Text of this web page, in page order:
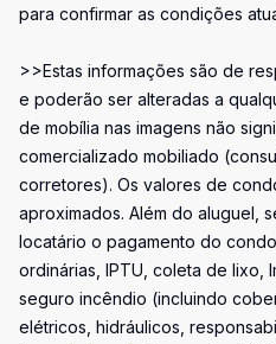
para confirmar as condições
>>Estas informações são de
e poderão ser alteradas a
de mobília nas imagens não
comercializado mobiliado
corretores). Os valores de
aproximados. Além do aluguel,
locatário o pagamento do
ordinárias, IPTU, coleta de lixo,
seguro incêndio (incluindo
elétricos, hidráulicos,